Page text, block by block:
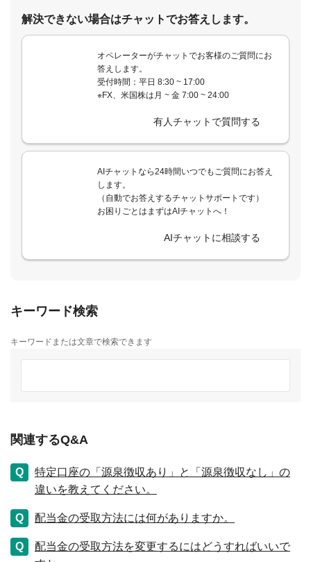
解決できない場合はチャットでお答えします。
オペレーターがチャットでお客様のご質問にお
答えします。
受付時間：平日 8:30 ~ 17:00
※FX、米国株は月 ~ 金 7:00 ~ 24:00
有人チャットで質問する
AIチャットなら24時間いつでもご質問にお答え
します。
（自動でお答えするチャットサポートです）
お困りごとはまずはAIチャットへ！
AIチャットに相談する
キーワード検索
キーワードまたは文章で検索できます
関連するQ&A
特定口座の「源泉徴収あり」と「源泉徴収なし」の
違いを教えてください。
配当金の受取方法には何がありますか。
配当金の受取方法を変更するにはどうすればいいで